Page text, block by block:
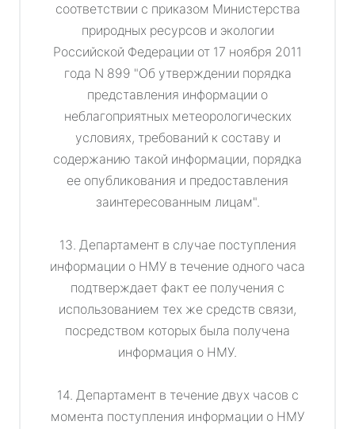
соответствии с приказом Министерства
природных ресурсов и экологии
Российской Федерации от 17 ноября 2011
года N 899 "Об утверждении порядка
представления информации о
неблагоприятных метеорологических
условиях, требований к составу и
содержанию такой информации, порядка
ее опубликования и предоставления
заинтересованным лицам".
13. Департамент в случае поступления
информации о НМУ в течение одного часа
подтверждает факт ее получения с
использованием тех же средств связи,
посредством которых была получена
информация о НМУ.
14. Департамент в течение двух часов с
момента поступления информации о НМУ